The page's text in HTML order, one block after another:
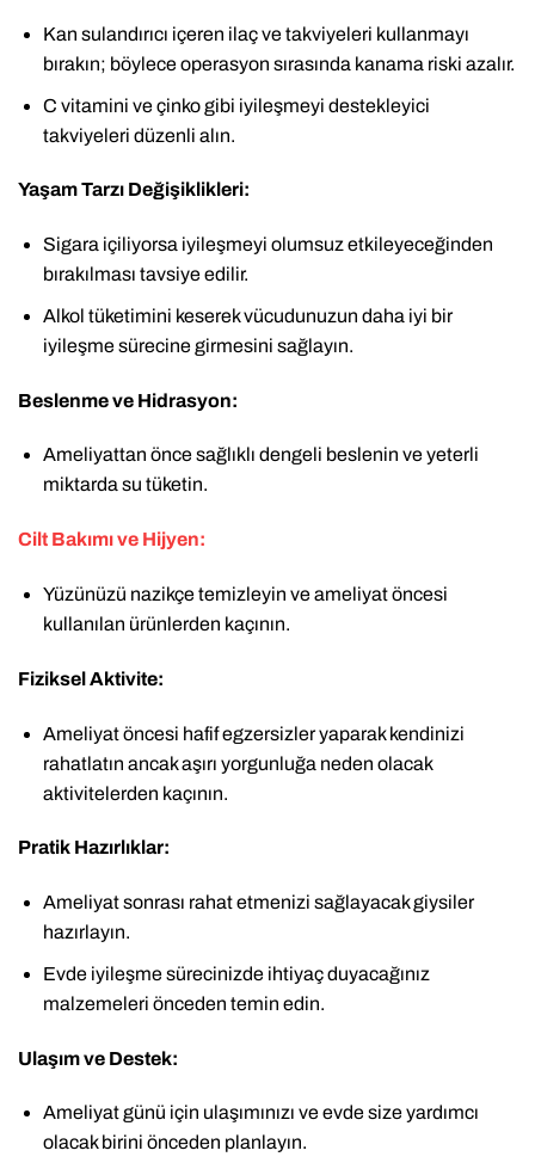
Kan sulandırıcı içeren ilaç ve takviyeleri kullanmayı
bırakın; böylece operasyon sırasında kanama riski azalır.
C vitamini ve çinko gibi iyileşmeyi destekleyici
takviyeleri düzenli alın.
Yaşam Tarzı Değişiklikleri:
Sigara içiliyorsa iyileşmeyi olumsuz etkileyeceğinden
bırakılması tavsiye edilir.
Alkol tüketimini keserek vücudunuzun daha iyi bir
iyileşme sürecine girmesini sağlayın.
Beslenme ve Hidrasyon:
Ameliyattan önce sağlıklı dengeli beslenin ve yeterli
miktarda su tüketin.
Cilt Bakımı ve Hijyen:
Yüzünüzü nazikçe temizleyin ve ameliyat öncesi
kullanılan ürünlerden kaçının.
Fiziksel Aktivite:
Ameliyat öncesi hafif egzersizler yaparak kendinizi
rahatlatın ancak aşırı yorgunluğa neden olacak
aktivitelerden kaçının.
Pratik Hazırlıklar:
Ameliyat sonrası rahat etmenizi sağlayacak giysiler
hazırlayın.
Evde iyileşme sürecinizde ihtiyaç duyacağınız
malzemeleri önceden temin edin.
Ulaşım ve Destek:
Ameliyat günü için ulaşımınızı ve evde size yardımcı
olacak birini önceden planlayın.